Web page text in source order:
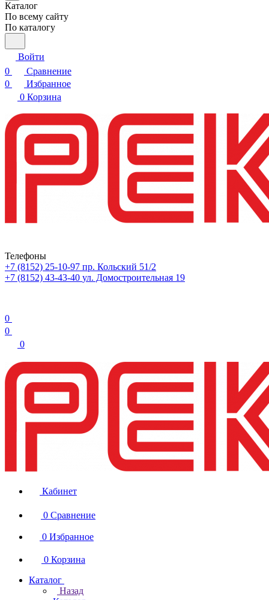
Каталог
По всему сайту
По каталогу
Войти
0
Сравнение
0
Избранное
0 Корзина
Телефоны
+7 (8152) 25-10-97 пр. Кольский 51/2
+7 (8152) 43-43-40 ул. Домостроительная 19
0
0
0
Кабинет
0 Сравнение
0 Избранное
0 Корзина
Каталог
Назад